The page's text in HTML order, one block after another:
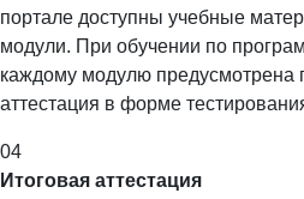
портале доступны учебные
модули. При обучении по
каждому модулю предусмотрена
аттестация в форме
04
Итоговая аттестация